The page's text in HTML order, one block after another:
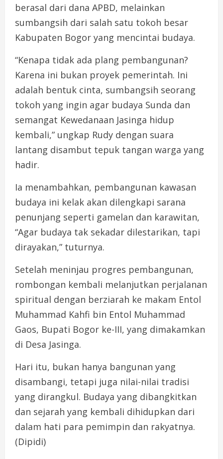
berasal dari dana APBD, melainkan
sumbangsih dari salah satu tokoh besar
Kabupaten Bogor yang mencintai budaya.
“Kenapa tidak ada plang pembangunan?
Karena ini bukan proyek pemerintah. Ini
adalah bentuk cinta, sumbangsih seorang
tokoh yang ingin agar budaya Sunda dan
semangat Kewedanaan Jasinga hidup
kembali,” ungkap Rudy dengan suara
lantang disambut tepuk tangan warga yang
hadir.
Ia menambahkan, pembangunan kawasan
budaya ini kelak akan dilengkapi sarana
penunjang seperti gamelan dan karawitan,
“Agar budaya tak sekadar dilestarikan, tapi
dirayakan,” tuturnya.
Setelah meninjau progres pembangunan,
rombongan kembali melanjutkan perjalanan
spiritual dengan berziarah ke makam Entol
Muhammad Kahfi bin Entol Muhammad
Gaos, Bupati Bogor ke-III, yang dimakamkan
di Desa Jasinga.
Hari itu, bukan hanya bangunan yang
disambangi, tetapi juga nilai-nilai tradisi
yang dirangkul. Budaya yang dibangkitkan
dan sejarah yang kembali dihidupkan dari
dalam hati para pemimpin dan rakyatnya.
(Dipidi)